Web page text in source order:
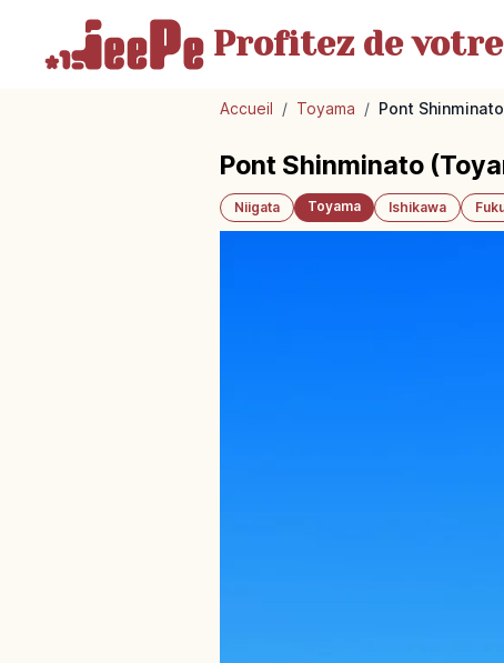
Profitez de votre
Accueil / Toyama / Pont
Pont Shinminato
Niigata Toyama Ishikawa